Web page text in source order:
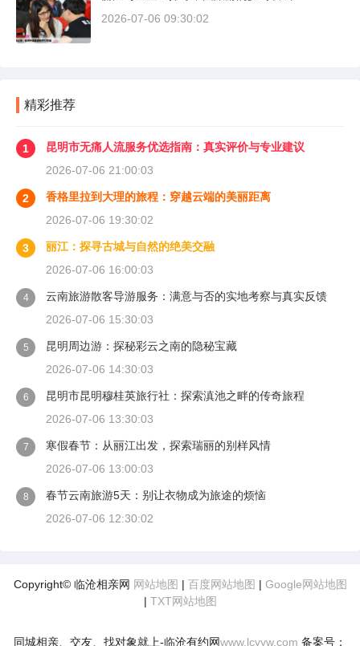
2026-07-06 09:30:02
精彩推荐
1
昆明市无痛人流服务优选指南：真实评价与专业建议
2026-07-06 21:00:03
2
香格里拉到大理的旅程：穿越云端的美丽距离
2026-07-06 19:30:02
3
丽江：探寻古城与自然的绝美交融
2026-07-06 16:00:03
4
云南旅游散客导游服务：满意与否的实地考察与真实反馈
2026-07-06 15:30:03
5
昆明周边游：探秘彩云之南的隐秘宝藏
2026-07-06 14:30:03
6
昆明市昆明穆桂英旅行社：探索滇池之畔的传奇旅程
2026-07-06 13:30:03
7
寒假春节：从丽江出发，探索瑞丽的别样风情
2026-07-06 13:00:03
8
春节云南旅游5天：别让衣物成为旅途的烦恼
2026-07-06 12:30:02
Copyright© 临沧相亲网 网站地图 | 百度网站地图 | Google网站地图
| TXT网站地图
同城相亲、交友、找对象就上-临沧有约网www.lcyyw.com 备案号：